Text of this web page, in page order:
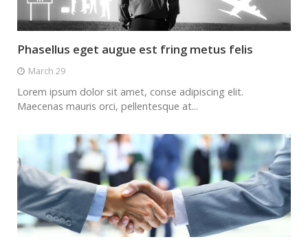
Phasellus eget augue est fring metus felis
March 29
Lorem ipsum dolor sit amet, conse adipiscing elit.
Maecenas mauris orci, pellentesque at...